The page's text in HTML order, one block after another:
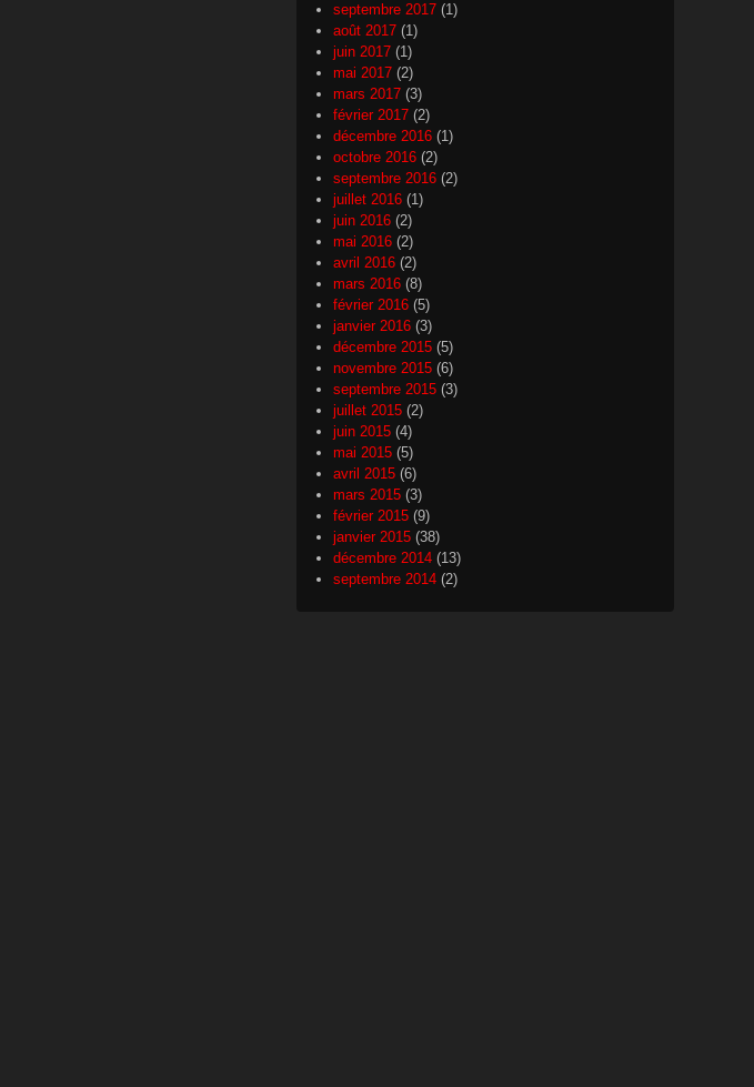
septembre 2017 (1)
août 2017 (1)
juin 2017 (1)
mai 2017 (2)
mars 2017 (3)
février 2017 (2)
décembre 2016 (1)
octobre 2016 (2)
septembre 2016 (2)
juillet 2016 (1)
juin 2016 (2)
mai 2016 (2)
avril 2016 (2)
mars 2016 (8)
février 2016 (5)
janvier 2016 (3)
décembre 2015 (5)
novembre 2015 (6)
septembre 2015 (3)
juillet 2015 (2)
juin 2015 (4)
mai 2015 (5)
avril 2015 (6)
mars 2015 (3)
février 2015 (9)
janvier 2015 (38)
décembre 2014 (13)
septembre 2014 (2)